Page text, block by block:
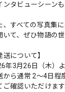
ンタビューシーン
、すべての写真集
いて、ぜひ物語の
送について】
年3月26日（木）
から通常 2～4日程
ご確認いただけます